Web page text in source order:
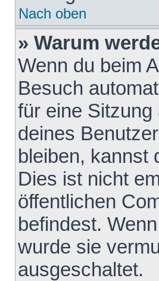
Nach oben
» Warum
Wenn du beim
Besuch
für eine
deines
bleiben, kannst
Dies ist nicht
öffentlichen
befindest.
wurde sie
ausgeschaltet.